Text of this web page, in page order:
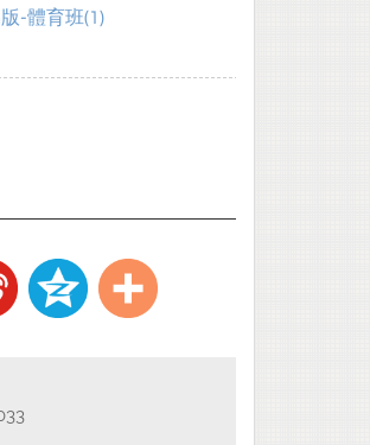
-體育班(1)